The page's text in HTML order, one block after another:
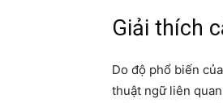
Giải thích
Do độ phổ biến
thuật ngữ liên